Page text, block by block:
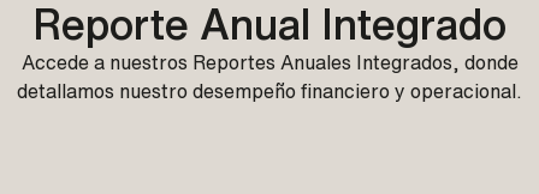
Reporte Anual Integrado
Accede a nuestros Reportes Anuales Integrados, donde
detallamos nuestro desempeño financiero y operacional.